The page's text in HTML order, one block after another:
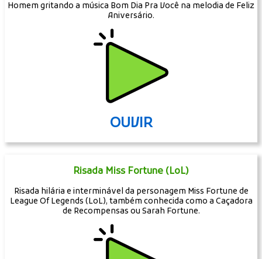
Homem gritando a música Bom Dia Pra Você na melodia de Feliz
Aniversário.
OUVIR
Risada Miss Fortune (LoL)
Risada hilária e interminável da personagem Miss Fortune de
League Of Legends (LoL), também conhecida como a Caçadora
de Recompensas ou Sarah Fortune.